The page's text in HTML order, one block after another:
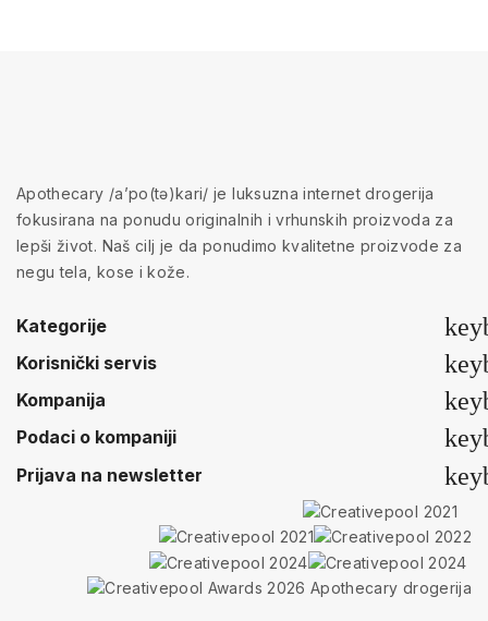
Apothecary /a’po(tə)kari/ je luksuzna internet drogerija
fokusirana na ponudu originalnih i vrhunskih proizvoda za
lepši život. Naš cilj je da ponudimo kvalitetne proizvode za
negu tela, kose i kože.
Kategorije
Korisnički servis
Kompanija
Podaci o kompaniji
Prijava na newsletter